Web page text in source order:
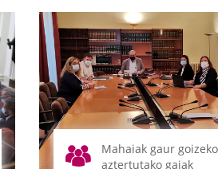
Mahaiak gaur
aztertutako gaiak